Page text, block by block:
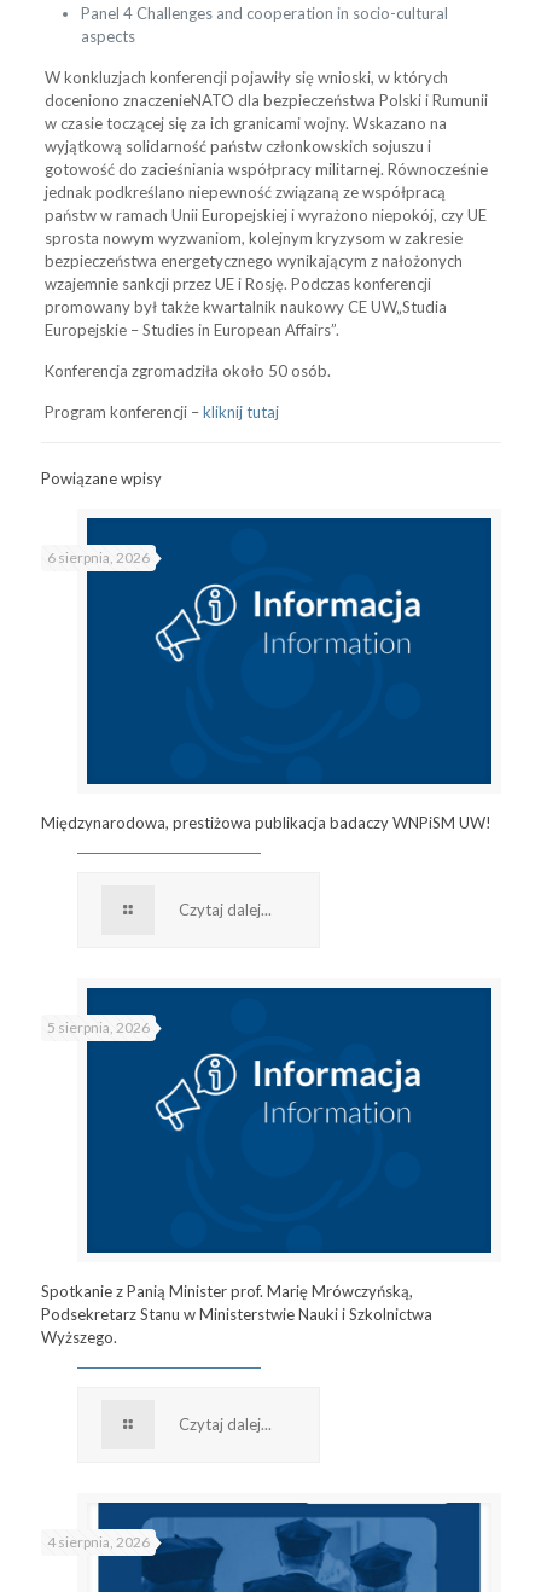
Panel 4 Challenges and cooperation in socio-cultural
aspects
W konkluzjach konferencji pojawiły się wnioski, w których
doceniono znaczenieNATO dla bezpieczeństwa Polski i Rumunii
w czasie toczącej się za ich granicami wojny. Wskazano na
wyjątkową solidarność państw członkowskich sojuszu i
gotowość do zacieśniania współpracy militarnej. Równocześnie
jednak podkreślano niepewność związaną ze współpracą
państw w ramach Unii Europejskiej i wyrażono niepokój, czy UE
sprosta nowym wyzwaniom, kolejnym kryzysom w zakresie
bezpieczeństwa energetycznego wynikającym z nałożonych
wzajemnie sankcji przez UE i Rosję. Podczas konferencji
promowany był także kwartalnik naukowy CE UW„Studia
Europejskie – Studies in European Affairs”.
Konferencja zgromadziła około 50 osób.
Program konferencji –kliknij tutaj
Powiązane wpisy
6 sierpnia, 2026
Międzynarodowa, prestiżowa publikacja badaczy WNPiSM UW!
Czytaj dalej...
5 sierpnia, 2026
Spotkanie z Panią Minister prof. Marię Mrówczyńską,
Podsekretarz Stanu w Ministerstwie Nauki i Szkolnictwa
Wyższego.
Czytaj dalej...
4 sierpnia, 2026